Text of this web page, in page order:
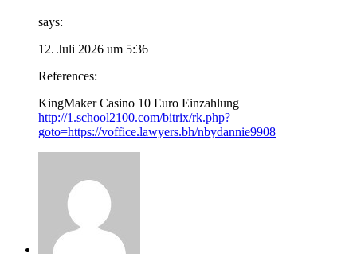
says:
12. Juli 2026 um 5:36
References:
KingMaker Casino 10 Euro Einzahlung
http://1.school2100.com/bitrix/rk.php?
goto=https://voffice.lawyers.bh/nbydannie9908